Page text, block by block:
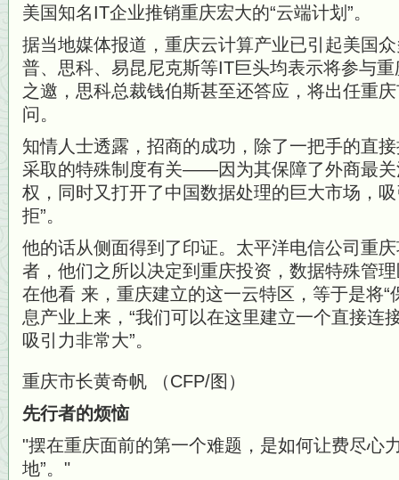
美国知名IT企业推销重庆宏大的“云端计划”。
据当地媒体报道，重庆云计算产业已引起美国
普、思科、易昆尼克斯等IT巨头均表示将参与重
之邀，思科总裁钱伯斯甚至还答应，将出任重
问。
知情人士透露，招商的成功，除了一把手的直
采取的特殊制度有关——因为其保障了外商最关
权，同时又打开了中国数据处理的巨大市场，
拒”。
他的话从侧面得到了印证。太平洋电信公司重
者，他们之所以决定到重庆投资，数据特殊管
在他看 来，重庆建立的这一云特区，等于是将“
息产业上来，“我们可以在这里建立一个直接连
吸引力非常大”。
重庆市长黄奇帆 （CFP/图）
先行者的烦恼
摆在重庆面前的第一个难题，是如何让费尽心
地”。